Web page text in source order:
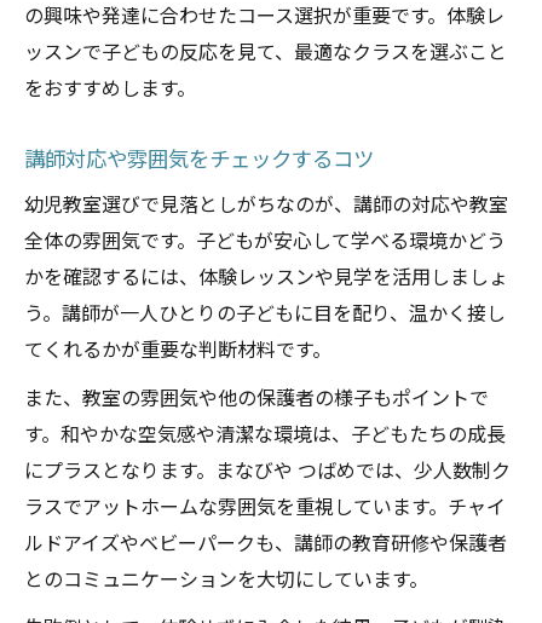
の興味や発達に合わせたコース選択が重要です。体験レ
ッスンで子どもの反応を見て、最適なクラスを選ぶこと
をおすすめします。
講師対応や雰囲気をチェックするコツ
幼児教室選びで見落としがちなのが、講師の対応や教室
全体の雰囲気です。子どもが安心して学べる環境かどう
かを確認するには、体験レッスンや見学を活用しましょ
う。講師が一人ひとりの子どもに目を配り、温かく接し
てくれるかが重要な判断材料です。
また、教室の雰囲気や他の保護者の様子もポイントで
す。和やかな空気感や清潔な環境は、子どもたちの成長
にプラスとなります。まなびや つばめでは、少人数制ク
ラスでアットホームな雰囲気を重視しています。チャイ
ルドアイズやベビーパークも、講師の教育研修や保護者
とのコミュニケーションを大切にしています。